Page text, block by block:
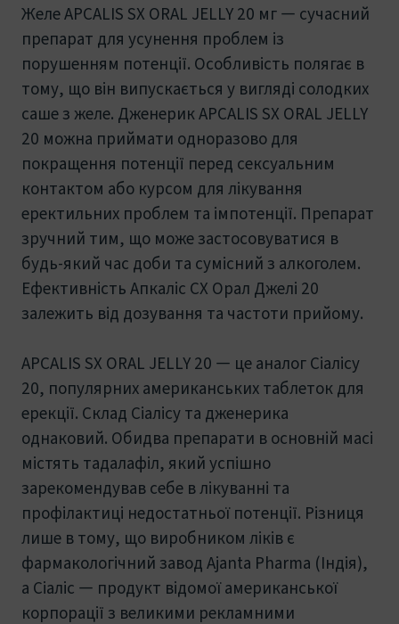
Желе APCALIS SX ORAL JELLY 20 мг — сучасний
препарат для усунення проблем із
порушенням потенції. Особливість полягає в
тому, що він випускається у вигляді солодких
саше з желе. Дженерик APCALIS SX ORAL JELLY
20 можна приймати одноразово для
покращення потенції перед сексуальним
контактом або курсом для лікування
еректильних проблем та імпотенції. Препарат
зручний тим, що може застосовуватися в
будь-який час доби та сумісний з алкоголем.
Ефективність Апкаліс СХ Орал Джелі 20
залежить від дозування та частоти прийому.
APCALIS SX ORAL JELLY 20 — це аналог Сіалісу
20, популярних американських таблеток для
ерекції. Склад Сіалісу та дженерика
однаковий. Обидва препарати в основній масі
містять тадалафіл, який успішно
зарекомендував себе в лікуванні та
профілактиці недостатньої потенції. Різниця
лише в тому, що виробником ліків є
фармакологічний завод Ajanta Pharma (Індія),
а Сіаліс — продукт відомої американської
корпорації з великими рекламними